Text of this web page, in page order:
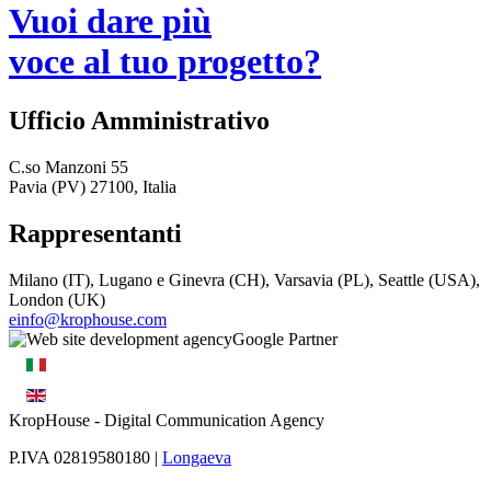
Vuoi dare più
voce al tuo progetto?
Ufficio Amministrativo
C.so Manzoni 55
Pavia (PV) 27100, Italia
Rappresentanti
Milano (IT), Lugano e Ginevra (CH), Varsavia (PL), Seattle (USA),
London (UK)
einfo@krophouse.com
KropHouse - Digital Communication Agency
P.IVA 02819580180 | Longaeva